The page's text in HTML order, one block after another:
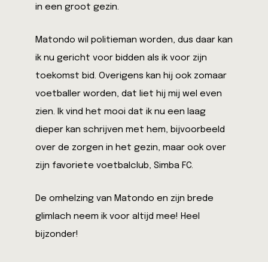
in een groot gezin.
Matondo wil politieman worden, dus daar kan
ik nu gericht voor bidden als ik voor zijn
toekomst bid. Overigens kan hij ook zomaar
voetballer worden, dat liet hij mij wel even
zien. Ik vind het mooi dat ik nu een laag
dieper kan schrijven met hem, bijvoorbeeld
over de zorgen in het gezin, maar ook over
zijn favoriete voetbalclub, Simba FC.
De omhelzing van Matondo en zijn brede
glimlach neem ik voor altijd mee! Heel
bijzonder!